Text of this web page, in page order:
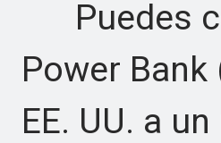
Puedes
Power
EE. UU. a